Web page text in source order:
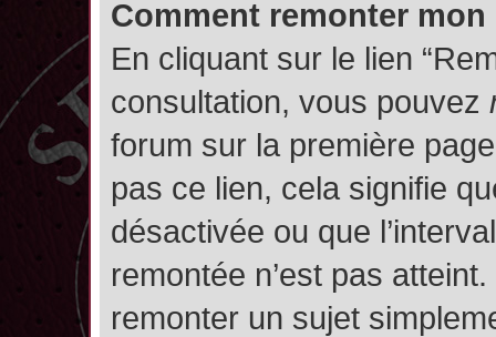
Comment remonter
En cliquant sur le lien
consultation, vous pouvez
forum sur la première
pas ce lien, cela signifie
désactivée ou que
remontée n’est pas
remonter un sujet